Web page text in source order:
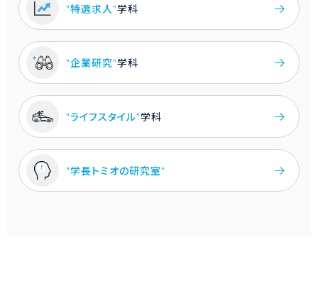
"特選求人"学科
"企業研究"学科
"ライフスタイル"学科
"学長トミオの研究室"